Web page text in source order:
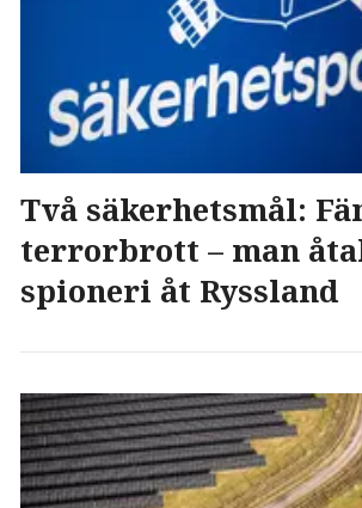
Två säkerhetsmål:
terrorbrott – man
spioneri åt Ryssland